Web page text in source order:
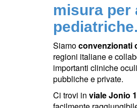
misura per
pediatriche.
Siamoconvenzionati
regioni italiane e
importanti cliniche
pubbliche e private.
Ci trovi in viale Jonio